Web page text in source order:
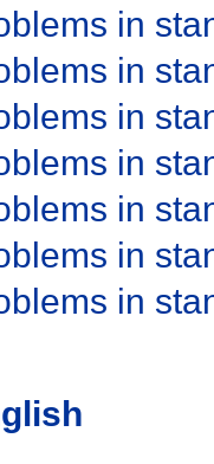
in
in
in
in
in
in
in